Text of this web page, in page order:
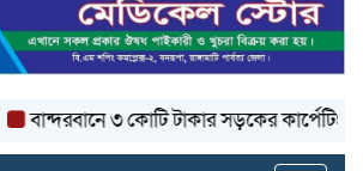
বান্দরবানে ৩ কোটি টাকার সড়কের কার্পেটিং উঠে